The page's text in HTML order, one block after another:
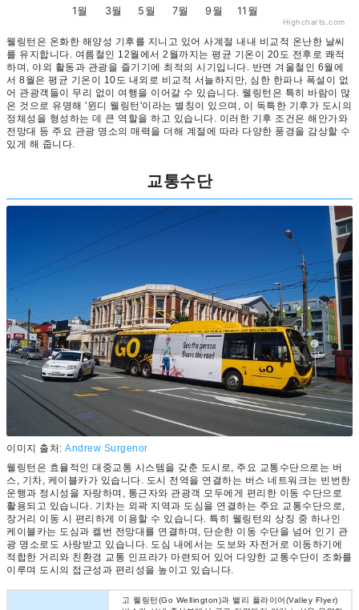
1월 3월 5월 7월 9월 11월
Highcharts.com
웰링턴은 온화한 해양성 기후를 지니고 있어 사계절 내내 비교적 온난한 날씨
를 유지합니다. 여름철인 12월에서 2월까지는 평균 기온이 20도 전후로 쾌적
하며, 야외 활동과 관광을 즐기기에 최적의 시기입니다. 반면 겨울철인 6월에
서 8월은 평균 기온이 10도 내외로 비교적 서늘하지만, 심한 한파나 폭설이 없
어 관광객들이 무리 없이 여행을 이어갈 수 있습니다. 웰링턴은 특히 바람이 많
은 것으로 유명해 '윈디 웰링턴'이라는 별칭이 있으며, 이 독특한 기후가 도시의
정체성을 형성하는 데 큰 역할을 하고 있습니다. 이러한 기후 조건은 해안가와
전망대 등 주요 관광 명소의 매력을 더해 계절에 따라 다양한 풍경을 감상할 수
있게 해 줍니다.
교통수단
이미지 출처: Andrew Surgenor
웰링턴은 효율적인 대중교통 시스템을 갖춘 도시로, 주요 교통수단으로는 버
스, 기차, 케이블카가 있습니다. 도시 전역을 연결하는 버스 네트워크는 빈번한
운행과 정시성을 자랑하며, 통근자와 관광객 모두에게 편리한 이동 수단으로
활용되고 있습니다. 기차는 외곽 지역과 도심을 연결하는 주요 교통수단으로,
장거리 이동 시 편리하게 이용할 수 있습니다. 특히 웰링턴의 상징 중 하나인
케이블카는 도심과 켈번 전망대를 연결하며, 단순한 이동 수단을 넘어 인기 관
광 명소로도 사랑받고 있습니다. 도심 내에서는 도보와 자전거로 이동하기에
적합한 거리와 친환경 교통 인프라가 마련되어 있어 다양한 교통수단이 조화를
이루며 도시의 접근성과 편리성을 높이고 있습니다.
고 웰링턴(Go Wellington)과 밸리 플라이어(Valley Flyer)